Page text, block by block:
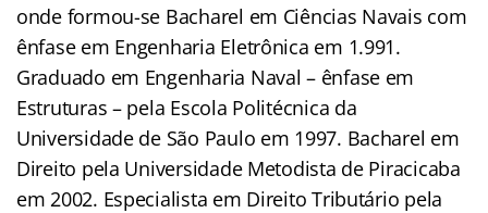
onde formou-se Bacharel em Ciências Navais com
ênfase em Engenharia Eletrônica em 1.991.
Graduado em Engenharia Naval – ênfase em
Estruturas – pela Escola Politécnica da
Universidade de São Paulo em 1997. Bacharel em
Direito pela Universidade Metodista de Piracicaba
em 2002. Especialista em Direito Tributário pela